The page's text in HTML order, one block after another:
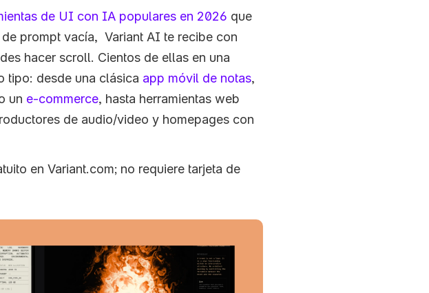
de UI con IA populares en 2026 que
prompt vacía,  Variant AI te recibe con
hacer scroll. Cientos de ellas en una
tipo: desde una clásica app móvil de notas,
un e-commerce, hasta herramientas web
de audio/video y homepages con
en Variant.com; no requiere tarjeta de